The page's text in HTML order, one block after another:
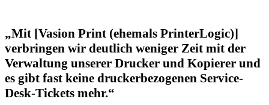
„Mit [Vasion Print (ehemals PrinterLogic)]
verbringen wir deutlich weniger Zeit mit der
Verwaltung unserer Drucker und Kopierer und
es gibt fast keine druckerbezogenen Service-
Desk-Tickets mehr.“